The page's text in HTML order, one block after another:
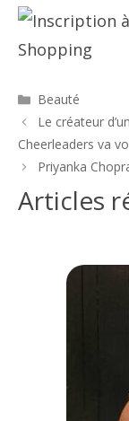
Catégories
Beauté
Navigation
des
Le créateur
Cheerleaders va
Priyanka
Articles